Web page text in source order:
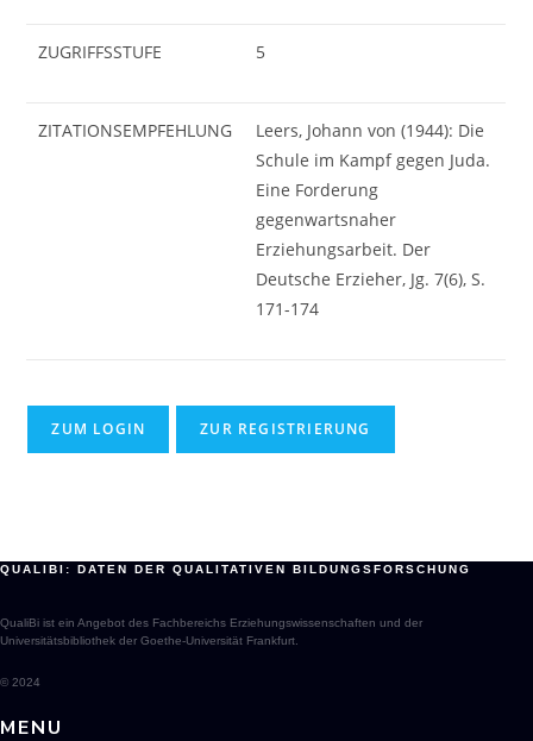
ZUGRIFFSSTUFE 5
ZITATIONSEMPFEHLUNG
Leers, Johann von (1944): Die
Schule im Kampf gegen Juda.
Eine Forderung
gegenwartsnaher
Erziehungsarbeit. Der
Deutsche Erzieher, Jg. 7(6), S.
171-174
ZUM LOGIN ZUR REGISTRIERUNG
QUALIBI: DATEN DER QUALITATIVEN BILDUNGSFORSCHUNG
QualiBi ist ein Angebot des Fachbereichs Erziehungswissenschaften und der
Universitätsbibliothek der Goethe-Universität Frankfurt.
© 2024
MENU